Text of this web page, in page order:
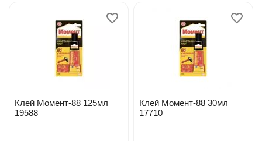
Клей Момент-88 125мл
19588
Клей Момент-88 30мл
17710